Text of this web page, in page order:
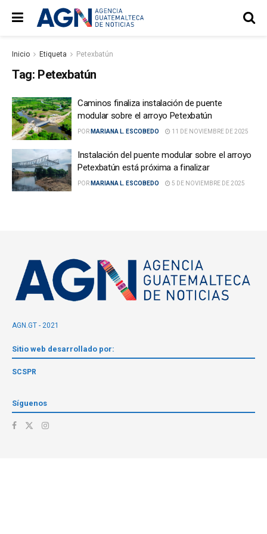
Inicio Etiqueta Petexbatún
Tag: Petexbatún
Caminos finaliza instalación de puente
modular sobre el arroyo Petexbatún
POR MARIANA L. ESCOBEDO 11 DE NOVIEMBRE DE 2025
Instalación del puente modular sobre el arroyo
Petexbatún está próxima a finalizar
POR MARIANA L. ESCOBEDO 5 DE NOVIEMBRE DE 2025
AGN.GT - 2021
Sitio web desarrollado por:
SCSPR
Síguenos